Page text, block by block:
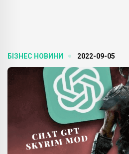
БІЗНЕС НОВИНИ 2022-09-05